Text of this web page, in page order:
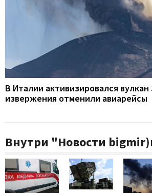
В Италии активизировался вулкан
извержения отменили авиарейсы
Внутри "Новости